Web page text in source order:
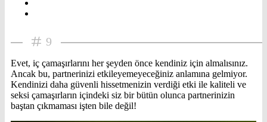
9
Evet, iç çamaşırlarını her şeyden önce kendiniz için almalısınız.
Ancak bu, partnerinizi etkileyemeyeceğiniz anlamına gelmiyor.
Kendinizi daha güvenli hissetmenizin verdiği etki ile kaliteli ve
seksi çamaşırların içindeki siz bir bütün olunca partnerinizin
baştan çıkmaması işten bile değil!